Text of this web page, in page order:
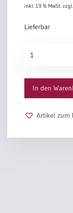
inkl. 19 % MwSt. zzgl.
Lieferbar
Menge
In den
Artikel zum